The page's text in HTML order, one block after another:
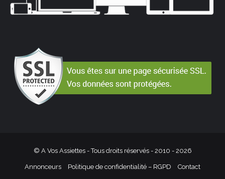
© A Vos Assiettes - Tous droits réservés - 2010 - 2026
Annonceurs Politique de confidentialité – RGPD Contact